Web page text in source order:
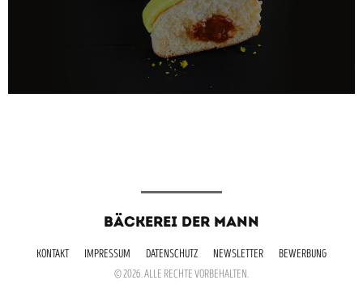
BÄCKEREI DER MANN
KONTAKT IMPRESSUM DATENSCHUTZ NEWSLETTER
BEWERBUNG
© 2026. ALLE RECHTE VORBEHALTEN.